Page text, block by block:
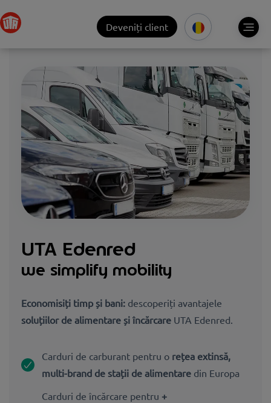
Deveniți client
UTA Edenred
we simplify mobility
Economisiți timp și bani: descoperiți avantajele
soluțiilor de alimentare și încărcare UTA Edenred.
Carduri de carburant pentru o rețea extinsă,
multi-brand de stații de alimentare din Europa
Carduri de încărcare pentru +